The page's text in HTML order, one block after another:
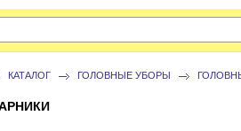
КАТАЛОГ ГОЛОВНЫЕ УБОРЫ